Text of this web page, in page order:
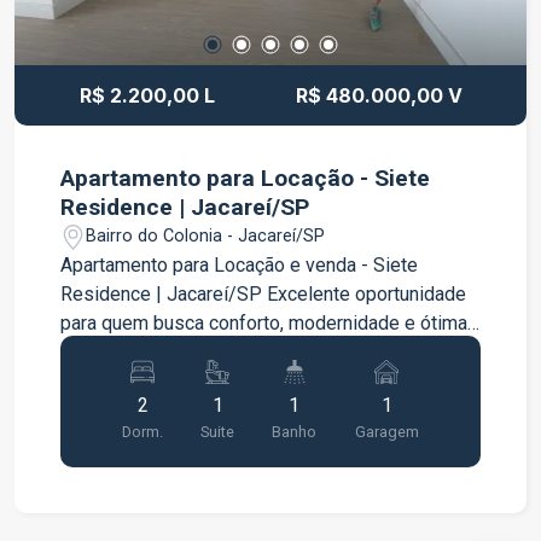
R$ 2.200,00 L R$ 480.000,00 V
Apartamento para Locação - Siete
Residence | Jacareí/SP
Bairro do Colonia - Jacareí/SP
Apartamento para Locação e venda - Siete
Residence | Jacareí/SP Excelente oportunidade
para quem busca conforto, modernidade e ótima
localização. Características do imóvel: 2 quartos,
sendo 1 suíte Sala ampla e aconchegante
Cozinha funcional com planejados Banheiro
social Varanda gourmet 1 vaga de garagem
Apartamento com ambientes bem distribuídos,
2
Dorm.
1
Suite
1
Banho
1
Garagem